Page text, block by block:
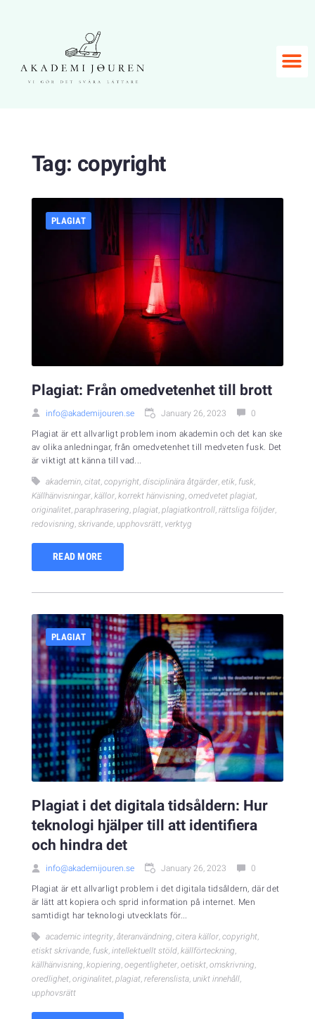
Tag: copyright
PLAGIAT
Plagiat: Från omedvetenhet till brott
info@akademijouren.se January 26, 2023 0
Plagiat är ett allvarligt problem inom akademin och det kan ske
av olika anledningar, från omedvetenhet till medveten fusk. Det
är viktigt att känna till vad...
akademin citat copyright disciplinära åtgärder etik fusk
Källhänvisningar källor korrekt hänvisning omedvetet plagiat
originalitet paraphrasering plagiat plagiatkontroll rättsliga följder
redovisning skrivande upphovsrätt verktyg
READ MORE
PLAGIAT
Plagiat i det digitala tidsåldern: Hur
teknologi hjälper till att identifiera
och hindra det
info@akademijouren.se January 26, 2023 0
Plagiat är ett allvarligt problem i det digitala tidsåldern, där det
är lätt att kopiera och sprid information på internet. Men
samtidigt har teknologi utvecklats för...
academic integrity, återanvändning, citera källor, copyright,
etiskt skrivande, fusk, intellektuellt stöld, källförteckning,
källhänvisning, kopiering, oegentligheter, oetiskt, omskrivning,
oredlighet, originalitet, plagiat, referenslista, unikt innehåll,
upphovsrätt